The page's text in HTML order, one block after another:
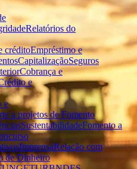
Relatórios do
créditoEmpréstimo e
CapitalizaçãoSeguros
Cobrança e
e
e
a projetos de Fomento
SustentabilidadeFomento a
ImprensaRelação com
de Dinheiro